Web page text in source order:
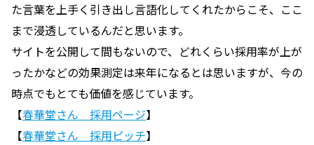
た言葉を上手く引き出し言語化してくれたからこそ、ここ
まで浸透しているんだと思います。
サイトを公開して間もないので、どれくらい採用率が上が
ったかなどの効果測定は来年になるとは思いますが、今の
時点でもとても価値を感じています。
【春華堂さん 採用ページ】
【春華堂さん 採用ピッチ】